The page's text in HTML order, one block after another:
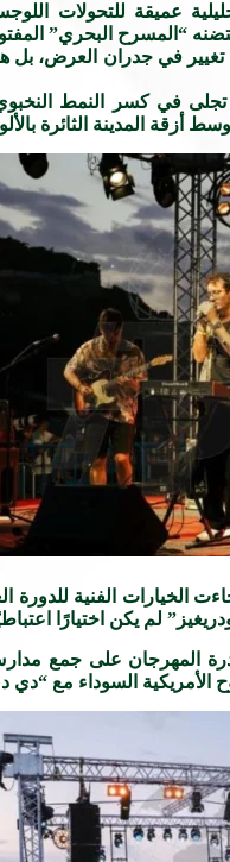
عميقة للتحولات
“المسرح البحري”
في جدران العرض، بل
تجلى في كسر النمط
وسط أزقة المدينة الثائرة
الخيارات الفنية
لم يكن اختيارًا
المهرجان على جمع
الأمريكية السوداء مع “دي